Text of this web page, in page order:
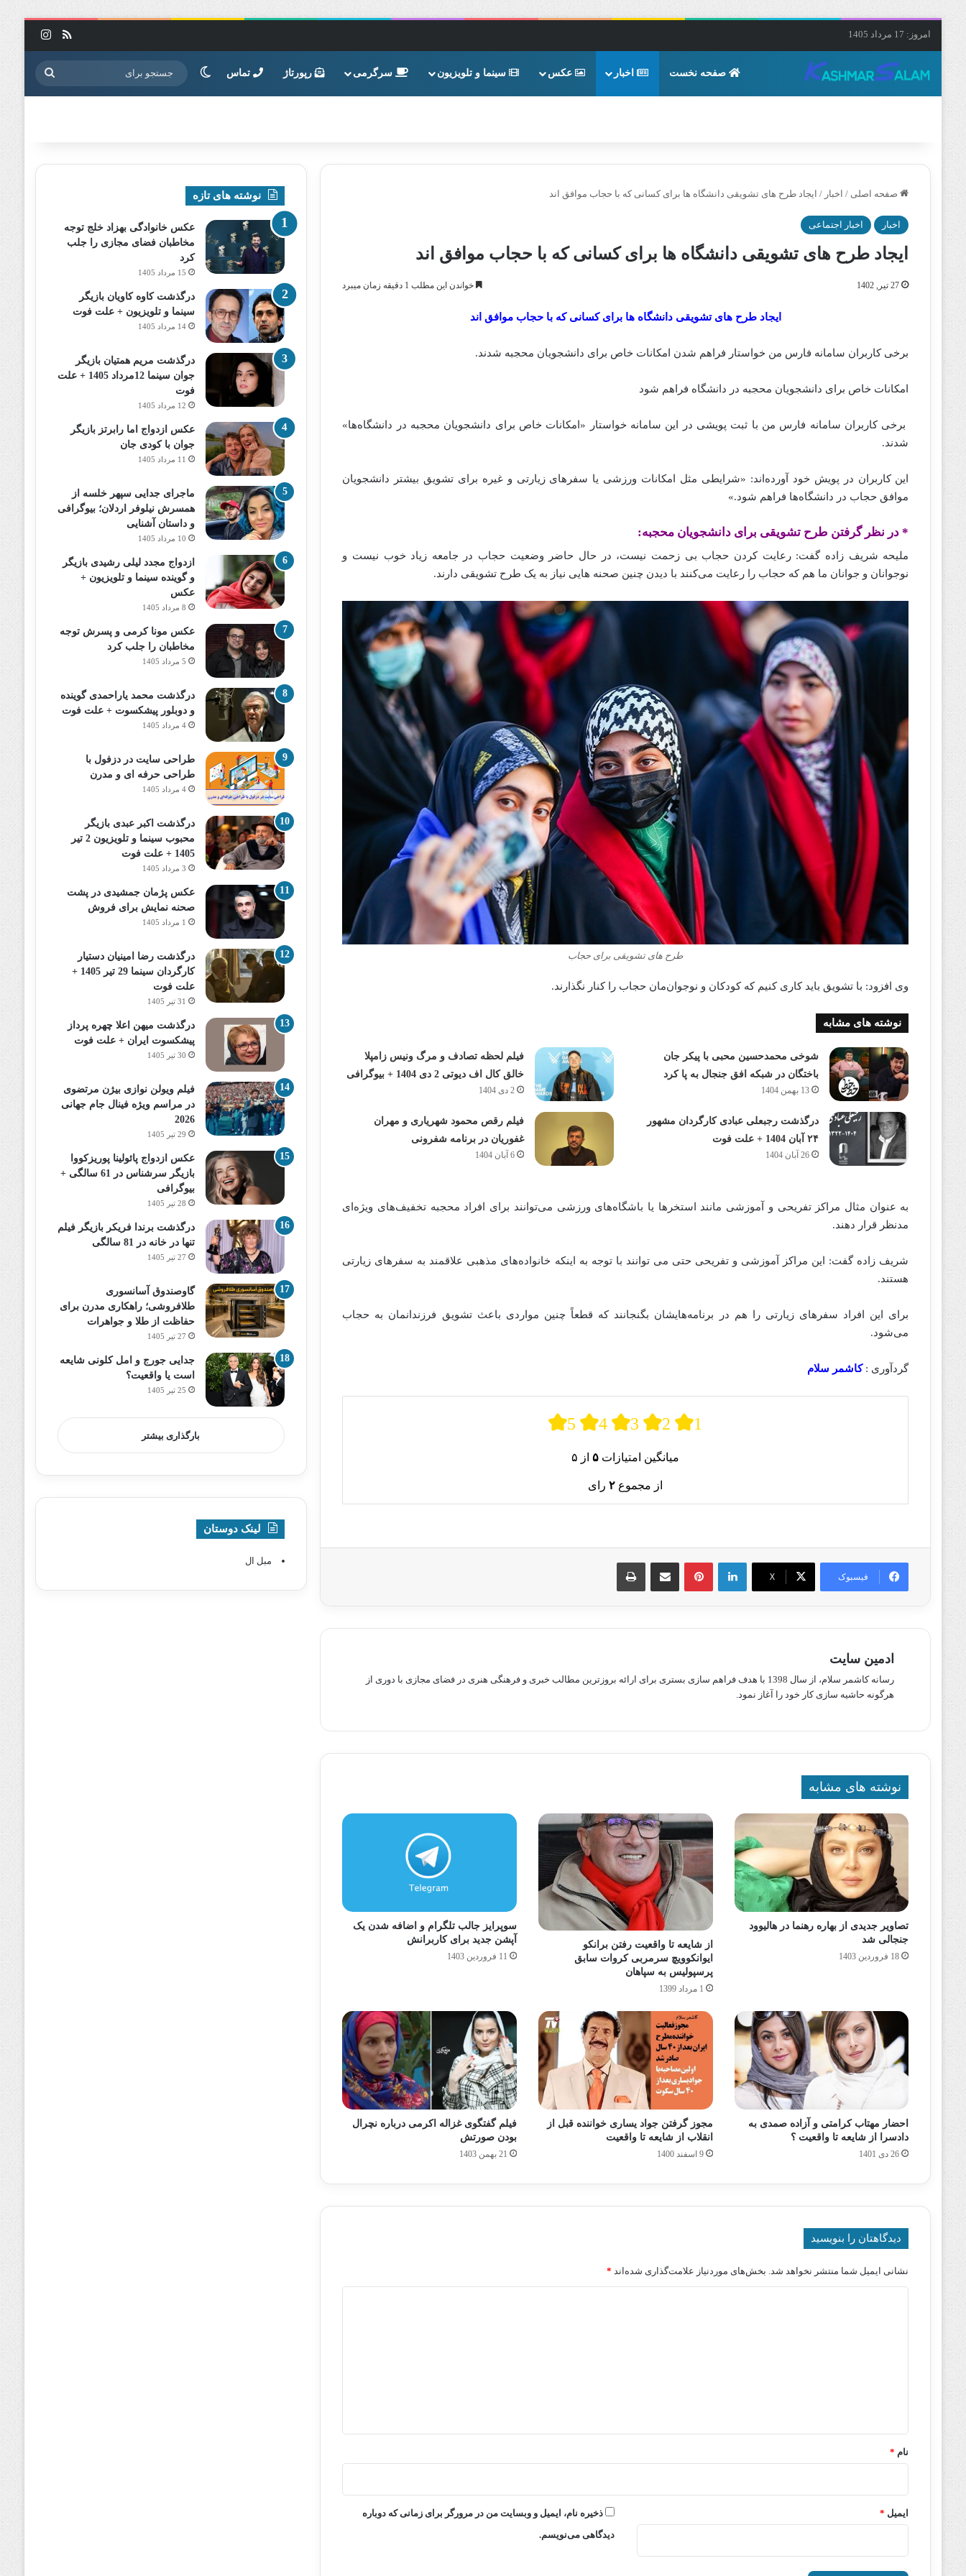
امروز: 17 مرداد 1405 خوراک
صفحه نخست اخبار عکس سینما و تلویزیون سرگرمی رپورتاژ تماس تغییر پوسته جستجو
برای
صفحه اصلی / اخبار / ایجاد طرح های تشویقی دانشگاه ها برای کسانی که با حجاب موافق اند
اخبار اخبار اجتماعی
ایجاد طرح های تشویقی دانشگاه ها برای کسانی که با حجاب موافق اند
27 تیر, 1402 خواندن این مطلب 1 دقیقه زمان میبرد
ایجاد طرح های تشویقی دانشگاه ها برای کسانی که با حجاب موافق اند
برخی کاربران سامانه فارس من خواستار فراهم شدن امکانات خاص برای دانشجویان محجبه شدند.
امکانات خاص برای دانشجویان محجبه در دانشگاه فراهم شود
برخی کاربران سامانه فارس من با ثبت پویشی در این سامانه خواستار «امکانات خاص برای دانشجویان محجبه در دانشگاه‌ها»
شدند.
این کاربران در پویش خود آورده‌اند: «شرایطی مثل امکانات ورزشی یا سفرهای زیارتی و غیره برای تشویق بیشتر دانشجویان
موافق حجاب در دانشگاه‌ها فراهم شود.»
* در نظر گرفتن طرح تشویقی برای دانشجویان محجبه:
ملیحه شریف‌ زاده‌‌‌‌‌ گفت: رعایت کردن حجاب بی‌ زحمت نیست، در حال حاضر وضعیت حجاب در جامعه زیاد خوب نیست و
نوجوانان و جوانان ما هم که حجاب را رعایت می‌کنند با دیدن چنین صحنه‌‌ هایی نیاز به یک طرح تشویقی دارند.
طرح های تشویقی برای حجاب
وی افزود: با تشویق باید کاری کنیم که کودکان و نوجوان‌مان حجاب را کنار نگذارند.
نوشته های مشابه
شوخی محمدحسین محبی با پیکر جان
باختگان در شبکه افق جنجال به پا کرد
13 بهمن 1404
فیلم لحظه تصادف و مرگ ونیس زامپلا
خالق کال اف دیوتی 2 دی 1404 + بیوگرافی
2 دی 1404
درگذشت رجبعلی عبادی کارگردان مشهور
۲۴ آبان 1404 + علت فوت
26 آبان 1404
فیلم رقص محمود شهریاری و مهران
غفوریان در برنامه شفرونی
6 آبان 1404
به عنوان مثال مراکز تفریحی و آموزشی مانند استخرها یا باشگاه‌های ورزشی می‌توانند برای افراد محجبه تخفیف‌‌های ویژه‌ای
مدنظر قرار دهند.
شریف‌ زاده‌‌‌‌‌ گفت: این مراکز آموزشی و تفریحی حتی می‌ توانند با توجه به اینکه خانواده‌های مذهبی علاقمند به سفرهای زیارتی
هستند.
برای این افراد سفرهای زیارتی را هم در برنامه‌هایشان بگنجانند که قطعاً چنین مواردی باعث تشویق فرزندانمان به حجاب
می‌شود.
گردآوری :کاشمر سلام
5 4 3 2 1
میانگین امتیازات ۵ از ۵
از مجموع ۲ رای
فیسبوک X
لینکدین پینترستاشتراک گذاری از طریق ایمیل چاپ
ادمین سایت
رسانه کاشمر سلام، از سال 1398 با هدف فراهم سازی بستری برای ارائه بروزترین مطالب خبری و فرهنگی هنری در فضای مجازی با دوری از
هرگونه حاشیه سازی کار خود را آغاز نمود.
نوشته های مشابه
تصاویر جدیدی از بهاره رهنما در هالیوود
جنجالی شد
18 فروردین 1403
از شایعه تا واقعیت رفتن برانکو
ایوانکوویچ سرمربی کروات سابق
پرسپولیس به سپاهان
1 مرداد 1399
سوپرایز جالب تلگرام و اضافه شدن یک
آپشن جدید برای کاربرانش
11 فروردین 1403
احضار مهتاب کرامتی و آزاده صمدی به
دادسرا از شایعه تا واقعیت ؟
26 دی 1401
مجوز گرفتن جواد یساری خواننده قبل از
انقلاب از شایعه تا واقعیت
9 اسفند 1400
فیلم گفتگوی غزاله اکرمی درباره نچرال
بودن صورتش
21 بهمن 1403
دیدگاهتان را بنویسید
نشانی ایمیل شما منتشر نخواهد شد. بخش‌های موردنیاز علامت‌گذاری شده‌اند *
نام *
ایمیل *
ذخیره نام، ایمیل و وبسایت من در مرورگر برای زمانی که دوباره
دیدگاهی می‌نویسم.
نوشته های تازه
عکس خانوادگی بهزاد خلج توجه
مخاطبان فضای مجازی را جلب
کرد
15 مرداد 1405
درگذشت کاوه کاویان بازیگر
سینما و تلویزیون + علت فوت
14 مرداد 1405
درگذشت مریم همتیان بازیگر
جوان سینما 12مرداد 1405 + علت
فوت
12 مرداد 1405
عکس ازدواج اما رابرتز بازیگر
جوان با کودی جان
11 مرداد 1405
ماجرای جدایی سپهر خلسه از
همسرش نیلوفر اردلان؛ بیوگرافی
و داستان آشنایی
10 مرداد 1405
ازدواج مجدد لیلی رشیدی بازیگر
و گوینده سینما و تلویزیون +
عکس
8 مرداد 1405
عکس مونا کرمی و پسرش توجه
مخاطبان را جلب کرد
5 مرداد 1405
درگذشت محمد یاراحمدی گوینده
و دوبلور پیشکسوت + علت فوت
4 مرداد 1405
طراحی سایت در دزفول با
طراحی حرفه‌ ای و مدرن
4 مرداد 1405
درگذشت اکبر عبدی بازیگر
محبوب سینما و تلویزیون 2 تیر
1405 + علت فوت
3 مرداد 1405
عکس پژمان جمشیدی در پشت
صحنه نمایش برای فروش
1 مرداد 1405
درگذشت رضا امینیان دستیار
کارگردان سینما 29 تیر 1405 +
علت فوت
31 تیر 1405
درگذشت میهن اعلا چهره پرداز
پیشکسوت ایران + علت فوت
30 تیر 1405
فیلم ویولن نوازی بیژن مرتضوی
در مراسم ویژه فینال جام جهانی
2026
29 تیر 1405
عکس ازدواج پائولینا پوریزکووا
بازیگر سرشناس در 61 سالگی +
بیوگرافی
28 تیر 1405
درگذشت برندا فریکر بازیگر فیلم
تنها در خانه در 81 سالگی
27 تیر 1405
گاوصندوق آسانسوری
طلافروشی؛ راهکاری مدرن برای
حفاظت از طلا و جواهرات
27 تیر 1405
جدایی جورج و امل کلونی شایعه
است یا واقعیت؟
25 تیر 1405
بارگذاری بیشتر
لینک دوستان
مبل ال